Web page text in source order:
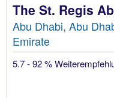
The St. Regis
Abu Dhabi, Abu
Emirate
5.7 - 92 %